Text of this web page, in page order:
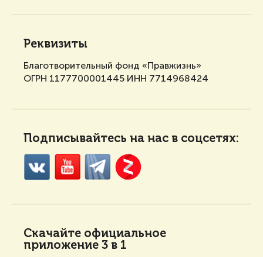
Реквизиты
Благотворительный фонд «Правжизнь»
ОГРН 1177700001445 ИНН 7714968424
Подписывайтесь на нас в соцсетях:
Скачайте официальное
приложение 3 в 1